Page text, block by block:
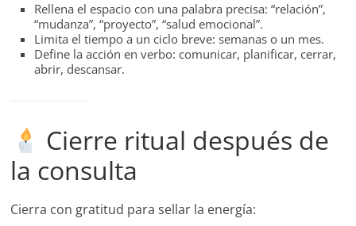
Rellena el espacio con una palabra precisa: “relación”,
“mudanza”, “proyecto”, “salud emocional”.
Limita el tiempo a un ciclo breve: semanas o un mes.
Define la acción en verbo: comunicar, planificar, cerrar,
abrir, descansar.
Cierre ritual después de
la consulta
Cierra con gratitud para sellar la energía: